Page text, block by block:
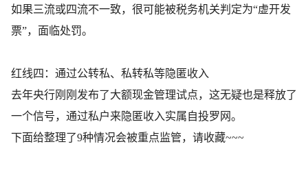
如果三流或四流不一致，很可能被税务机关判定为“虚开发
票”，面临处罚。
红线四：通过公转私、私转私等隐匿收入
去年央行刚刚发布了大额现金管理试点，这无疑也是释放了
一个信号，通过私户来隐匿收入实属自投罗网。
下面给整理了9种情况会被重点监管，请收藏~~~